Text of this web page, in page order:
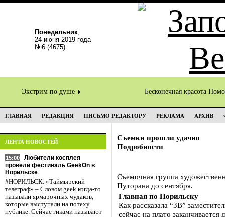
Понедельник,
24 июня 2019 года
№6 (4675)
Экстрим по душе Бесконечная красота
ГЛАВНАЯ РЕДАКЦИЯ ПИСЬМО РЕДАКТОРУ РЕКЛАМА АРХИВ
ЛЕНТА НОВОСТЕЙ
15:00
Любители косплея
провели фестиваль GeekOn в
Норильске
#НОРИЛЬСК. «Таймырский
телеграф» – Словом geek когда-то
называли ярмарочных чудаков,
которые выступали на потеху
публике. Сейчас гиками называют
Съемки прошли удачно
Подробности
Съемочная группа
Путорана до сентября.
Главная по Норильску
Как рассказала “ЗВ”
сейчас на плато